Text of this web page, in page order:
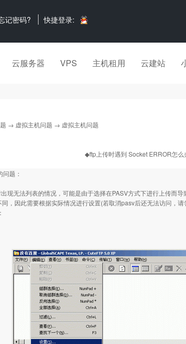
记密码? 快捷登录:
云服务器 VPS 主机租用 云建站
→ 虚拟主机问题 → 虚拟主机问题
◆ftp上传时遇到 Socket ERROR怎么
题：
现无法列表的情况，可能是由于选择在PASV方式下进行上传而
，因此需要根据实际情况进行设置(若取消pasv后还无法访问，请